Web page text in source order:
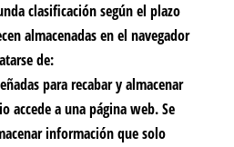
clasificación según el plazo
almacenadas en el navegador
de:
para recabar y almacenar
accede a una página web. Se
información que solo